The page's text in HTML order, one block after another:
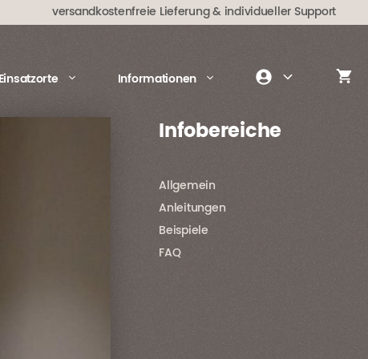
versandkostenfreie Lieferung& individueller Support
Einsatzorte Informationen
Infobereiche
Allgemein
Anleitungen
Beispiele
FAQ